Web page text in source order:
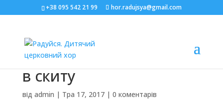
+38 095 542 21 99 hor.radujsya@gmail.com
в скиту
від admin | Тра 17, 2017| 0 коментарів